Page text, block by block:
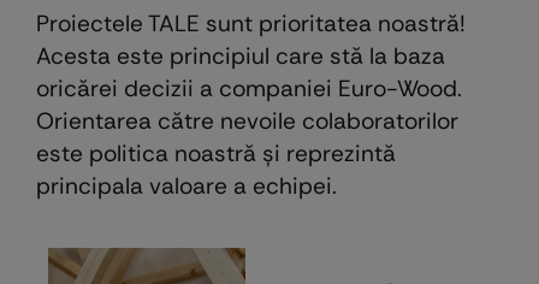
Proiectele TALE sunt prioritatea noastră!
Acesta este principiul care stă la baza
oricărei decizii a companiei Euro-Wood.
Orientarea către nevoile colaboratorilor
este politica noastră şi reprezintă
principala valoare a echipei.